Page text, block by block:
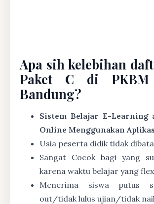
Apa sih kelebihan
Paket C di PKBM
Bandung?
Sistem Belajar E-Learning
Online Menggunakan
Usia peserta didik tidak
Sangat Cocok bagi yang
karena waktu belajar yang
Menerima siswa putus
out/tidak lulus ujian/tidak